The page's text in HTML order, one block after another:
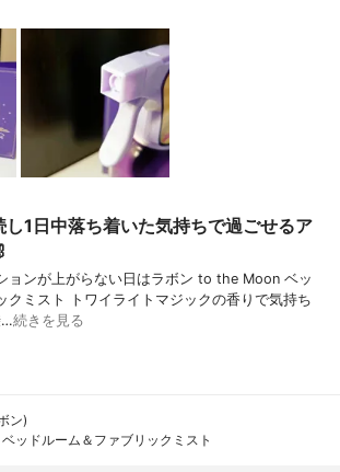
1日中落ち着いた気持ちで過ごせるア
ョンが上がらない日はラボン to the Moon ベッ
クミスト トワイライトマジックの香りで気持ち
…続きを見る
ン)
ッドルーム＆ファブリックミスト